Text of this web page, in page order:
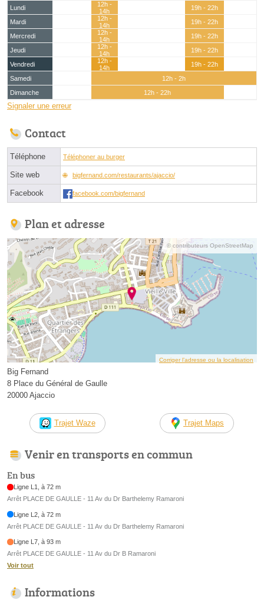
Lundi
12h -
14h
19h - 22h
Mardi
12h -
14h
19h - 22h
Mercredi
12h -
14h
19h - 22h
Jeudi
12h -
14h
19h - 22h
Vendredi
12h -
14h
19h - 22h
Samedi
12h - 2h
Dimanche
12h - 22h
Signaler une erreur
Contact
Téléphone Téléphoner au burger
Site web bigfernand.com/restaurants/ajaccio/
Facebook facebook.com/bigfernand
Plan et adresse
© contributeurs OpenStreetMap
Corriger l’adresse ou la localisation
Big Fernand
8 Place du Général de Gaulle
20000 Ajaccio
Trajet Waze Trajet Maps
Venir en transports en commun
En bus
Ligne L1, à 72 m
Arrêt PLACE DE GAULLE - 11 Av du Dr Barthelemy Ramaroni
Ligne L2, à 72 m
Arrêt PLACE DE GAULLE - 11 Av du Dr Barthelemy Ramaroni
Ligne L7, à 93 m
Arrêt PLACE DE GAULLE - 11 Av du Dr B Ramaroni
Voir tout
Informations